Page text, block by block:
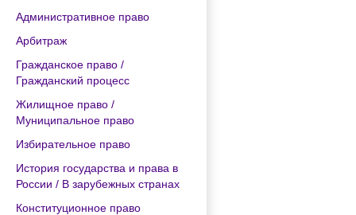
Административное право
Арбитраж
Гражданское право /
Гражданский процесс
Жилищное право /
Муниципальное право
Избирательное право
История государства и права в
России / В зарубежных странах
Конституционное право